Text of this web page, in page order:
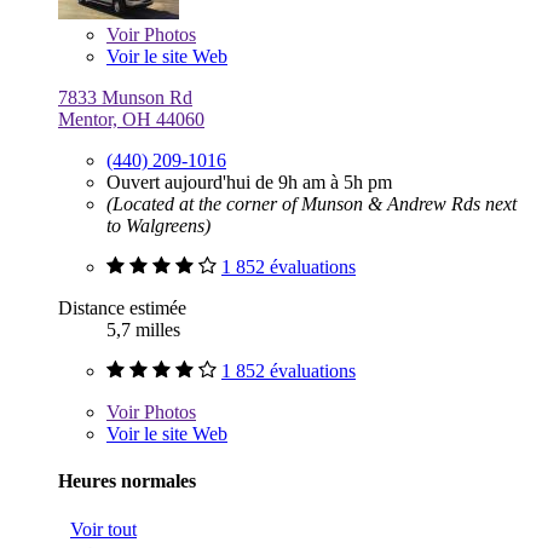
VoirPhotos
Voir le site Web
7833 Munson Rd
Mentor, OH 44060
(440) 209-1016
Ouvert aujourd'hui de 9h am à 5h pm
(Located at the corner of Munson & Andrew Rds next
to Walgreens)
1 852 évaluations
Distance estimée
5,7 milles
1 852 évaluations
VoirPhotos
Voir le site Web
Heures normales
Voir tout